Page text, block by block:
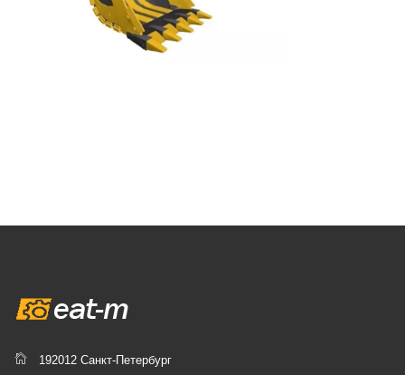
192012 Санкт-Петербург